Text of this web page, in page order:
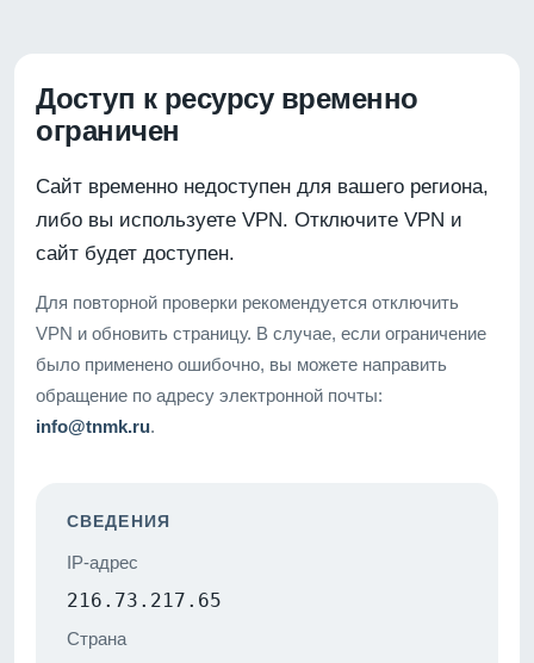
Доступ к ресурсу временно
ограничен
Сайт временно недоступен для вашего региона,
либо вы используете VPN. Отключите VPN и
сайт будет доступен.
Для повторной проверки рекомендуется отключить
VPN и обновить страницу. В случае, если ограничение
было применено ошибочно, вы можете направить
обращение по адресу электронной почты:
info@tnmk.ru.
СВЕДЕНИЯ
IP-адрес
216.73.217.65
Страна